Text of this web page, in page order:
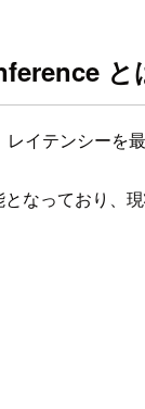
と
イテンシーを
なっており、